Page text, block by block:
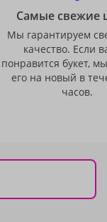
Самые свежие
Мы гарантируем
качество. Если
понравится букет,
его на новый в
часов.